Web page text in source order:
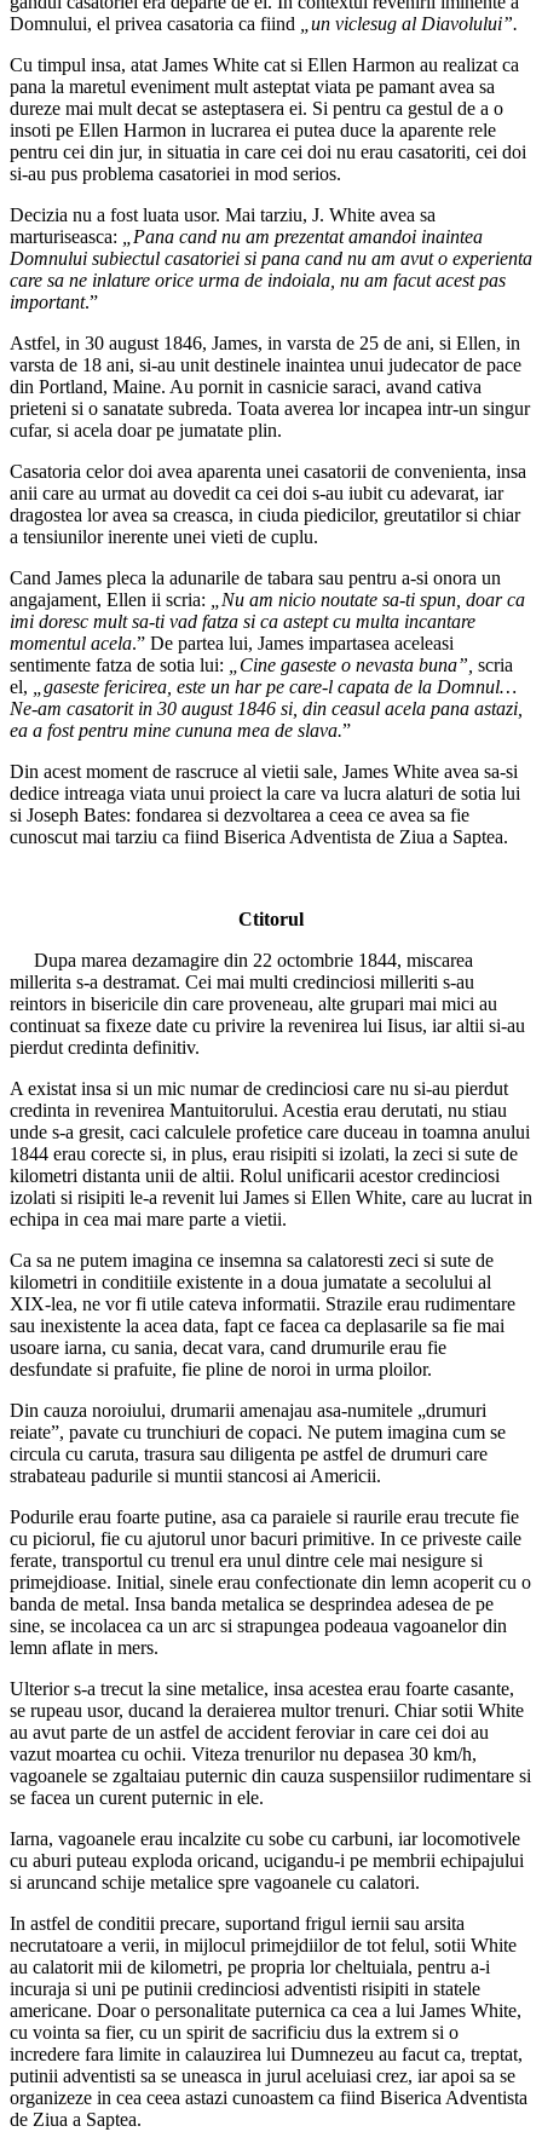
Domnului, el privea casatoria ca fiind
„un viclesug al Diavolului”.
Cu timpul insa, atat James White cat si Ellen Harmon au realizat ca
pana la maretul eveniment mult asteptat viata pe pamant avea sa
dureze mai mult decat se asteptasera ei. Si pentru ca gestul de a o
insoti pe Ellen Harmon in lucrarea ei putea duce la aparente rele
pentru cei din jur, in situatia in care cei doi nu erau casatoriti, cei doi
si-au pus problema casatoriei in mod serios.
Decizia nu a fost luata usor. Mai tarziu, J. White avea sa
marturiseasca:
„Pana cand nu am prezentat amandoi inaintea
Domnului subiectul casatoriei si pana cand nu am avut o experienta
care sa ne inlature orice urma de indoiala, nu am facut acest pas
important.”
Astfel, in 30 august 1846, James, in varsta de 25 de ani, si Ellen, in
varsta de 18 ani, si-au unit destinele inaintea unui judecator de pace
din Portland, Maine. Au pornit in casnicie saraci, avand cativa
prieteni si o sanatate subreda. Toata averea lor incapea intr-un singur
cufar, si acela doar pe jumatate plin.
Casatoria celor doi avea aparenta unei casatorii de convenienta, insa
anii care au urmat au dovedit ca cei doi s-au iubit cu adevarat, iar
dragostea lor avea sa creasca, in ciuda piedicilor, greutatilor si chiar
a tensiunilor inerente unei vieti de cuplu.
Cand James pleca la adunarile de tabara sau pentru a-si onora un
angajament, Ellen ii scria:
„Nu am nicio noutate sa-ti spun, doar ca
imi doresc mult sa-ti vad fatza si ca astept cu multa incantare
momentul acela.” De partea lui, James impartasea aceleasi
sentimente fatza de sotia lui:
„Cine gaseste o nevasta buna”, scria
el,
„gaseste fericirea, este un har pe care-l capata de la Domnul…
Ne-am casatorit in 30 august 1846 si, din ceasul acela pana astazi,
ea a fost pentru mine cununa mea de slava.”
Din acest moment de rascruce al vietii sale, James White avea sa-si
dedice intreaga viata unui proiect la care va lucra alaturi de sotia lui
si Joseph Bates: fondarea si dezvoltarea a ceea ce avea sa fie
cunoscut mai tarziu ca fiind Biserica Adventista de Ziua a Saptea.
Ctitorul
Dupa marea dezamagire din 22 octombrie 1844, miscarea
millerita s-a destramat. Cei mai multi credinciosi milleriti s-au
reintors in bisericile din care proveneau, alte grupari mai mici au
continuat sa fixeze date cu privire la revenirea lui Iisus, iar altii si-au
pierdut credinta definitiv.
A existat insa si un mic numar de credinciosi care nu si-au pierdut
credinta in revenirea Mantuitorului. Acestia erau derutati, nu stiau
unde s-a gresit, caci calculele profetice care duceau in toamna anului
1844 erau corecte si, in plus, erau risipiti si izolati, la zeci si sute de
kilometri distanta unii de altii. Rolul unificarii acestor credinciosi
izolati si risipiti le-a revenit lui James si Ellen White, care au lucrat in
echipa in cea mai mare parte a vietii.
Ca sa ne putem imagina ce insemna sa calatoresti zeci si sute de
kilometri in conditiile existente in a doua jumatate a secolului al
XIX-lea, ne vor fi utile cateva informatii. Strazile erau rudimentare
sau inexistente la acea data, fapt ce facea ca deplasarile sa fie mai
usoare iarna, cu sania, decat vara, cand drumurile erau fie
desfundate si prafuite, fie pline de noroi in urma ploilor.
Din cauza noroiului, drumarii amenajau asa-numitele „drumuri
reiate”, pavate cu trunchiuri de copaci. Ne putem imagina cum se
circula cu caruta, trasura sau diligenta pe astfel de drumuri care
strabateau padurile si muntii stancosi ai Americii.
Podurile erau foarte putine, asa ca paraiele si raurile erau trecute fie
cu piciorul, fie cu ajutorul unor bacuri primitive. In ce priveste caile
ferate, transportul cu trenul era unul dintre cele mai nesigure si
primejdioase. Initial, sinele erau confectionate din lemn acoperit cu o
banda de metal. Insa banda metalica se desprindea adesea de pe
sine, se incolacea ca un arc si strapungea podeaua vagoanelor din
lemn aflate in mers.
Ulterior s-a trecut la sine metalice, insa acestea erau foarte casante,
se rupeau usor, ducand la deraierea multor trenuri. Chiar sotii White
au avut parte de un astfel de accident feroviar in care cei doi au
vazut moartea cu ochii. Viteza trenurilor nu depasea 30 km/h,
vagoanele se zgaltaiau puternic din cauza suspensiilor rudimentare si
se facea un curent puternic in ele.
Iarna, vagoanele erau incalzite cu sobe cu carbuni, iar locomotivele
cu aburi puteau exploda oricand, ucigandu-i pe membrii echipajului
si aruncand schije metalice spre vagoanele cu calatori.
In astfel de conditii precare, suportand frigul iernii sau arsita
necrutatoare a verii, in mijlocul primejdiilor de tot felul, sotii White
au calatorit mii de kilometri, pe propria lor cheltuiala, pentru a-i
incuraja si uni pe putinii credinciosi adventisti risipiti in statele
americane. Doar o personalitate puternica ca cea a lui James White,
cu vointa sa fier, cu un spirit de sacrificiu dus la extrem si o
incredere fara limite in calauzirea lui Dumnezeu au facut ca, treptat,
putinii adventisti sa se uneasca in jurul aceluiasi crez, iar apoi sa se
organizeze in cea ceea astazi cunoastem ca fiind Biserica Adventista
de Ziua a Saptea.